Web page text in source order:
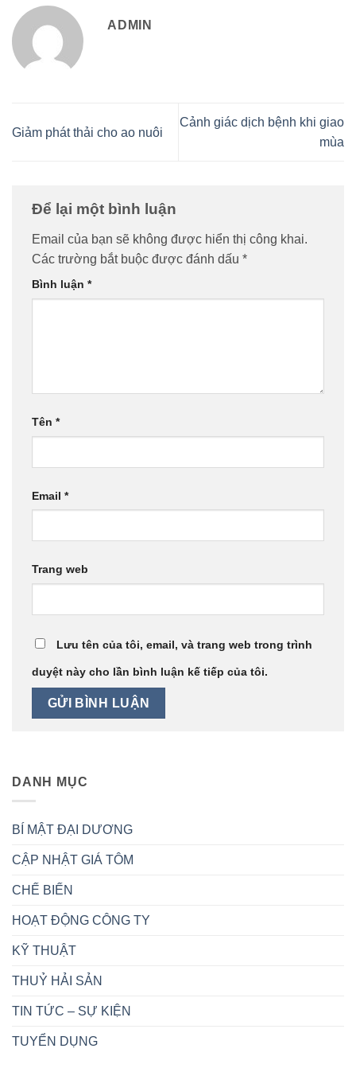
ADMIN
Giảm phát thải cho ao nuôi
Cảnh giác dịch bệnh khi giao
mùa
Để lại một bình luận
Email của bạn sẽ không được hiển thị công khai.
Các trường bắt buộc được đánh dấu *
Bình luận *
Tên *
Email *
Trang web
Lưu tên của tôi, email, và trang web trong trình
duyệt này cho lần bình luận kế tiếp của tôi.
DANH MỤC
BÍ MẬT ĐẠI DƯƠNG
CẬP NHẬT GIÁ TÔM
CHẾ BIẾN
HOẠT ĐỘNG CÔNG TY
KỸ THUẬT
THUỶ HẢI SẢN
TIN TỨC – SỰ KIỆN
TUYỂN DỤNG